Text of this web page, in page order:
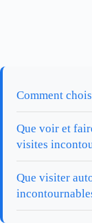
Comment
Que voir et
visites
Que visiter